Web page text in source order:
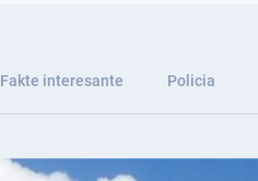
Fakte interesante Policia